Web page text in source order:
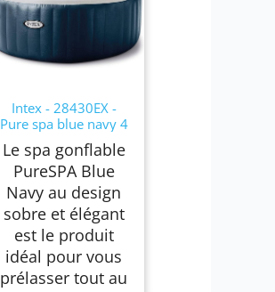
Intex - 28430EX -
Pure spa blue navy 4
Le spa gonflable
PureSPA Blue
Navy au design
sobre et élégant
est le produit
idéal pour vous
prélasser tout au